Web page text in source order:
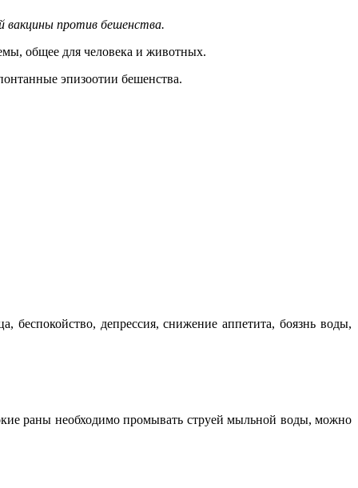
вакцины против бешенства.
общее для человека и животных.
эпизоотии бешенства.
беспокойство, депрессия, снижение аппетита, боязнь воды,
раны необходимо промывать струей мыльной воды, можно